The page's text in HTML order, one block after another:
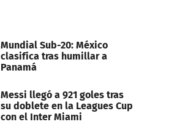
Mundial Sub-20: México
clasifica tras humillar a
Panamá
Messi llegó a 921 goles tras
su doblete en la Leagues Cup
con el Inter Miami